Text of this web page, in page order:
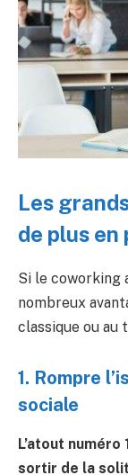
Les
de plus
Si le coworking
nombreux
classique ou au
1. Rompre
sociale
L’atout
sortir de la